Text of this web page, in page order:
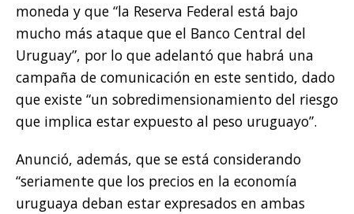
moneda y que “la Reserva Federal está bajo
mucho más ataque que el Banco Central del
Uruguay”, por lo que adelantó que habrá una
campaña de comunicación en este sentido, dado
que existe “un sobredimensionamiento del riesgo
que implica estar expuesto al peso uruguayo”.
Anunció, además, que se está considerando
“seriamente que los precios en la economía
uruguaya deban estar expresados en ambas